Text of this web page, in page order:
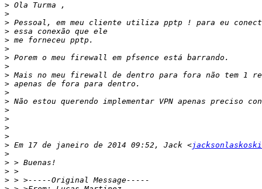
>
>
>
>
>
>
>
>
>
>
>
>
>
>
>
>
> Em 17 de janeiro de 2014 09:52, Jack <
>
>
>
>